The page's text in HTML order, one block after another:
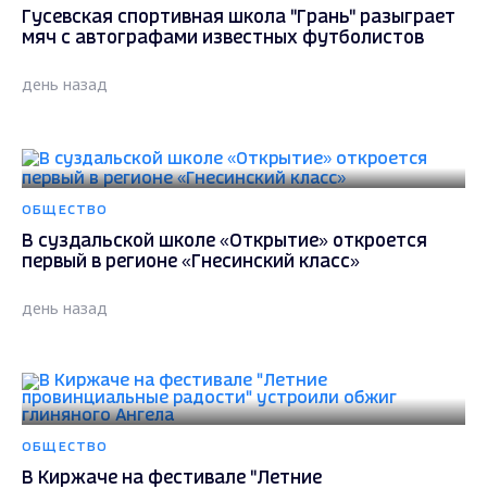
Гусевская спортивная школа "Грань" разыграет
мяч с автографами известных футболистов
день назад
ОБЩЕСТВО
В суздальской школе «Открытие» откроется
первый в регионе «Гнесинский класс»
день назад
ОБЩЕСТВО
В Киржаче на фестивале "Летние